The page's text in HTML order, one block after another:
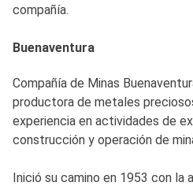
compañía.
Buenaventura
Compañía de Minas
productora de metales
experiencia en actividades de
construcción y operación de
Inició su camino en 1953 con la